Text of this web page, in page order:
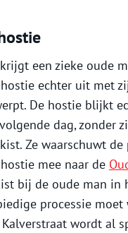
een zieke oude
echter uit met
De hostie blijkt
dag, zonder
Ze waarschuwt
mee naar de
bij de oude man in
processie
wordt al